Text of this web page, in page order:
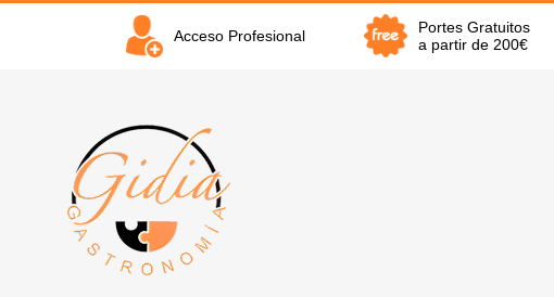
Saltar
Acceso Profesional
Portes Gratuitos
a partir de 200€